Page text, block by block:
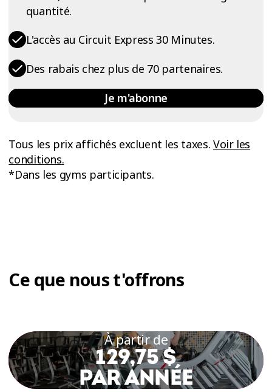
quantité.
L'accès au Circuit Express 30 Minutes.
Des rabais chez plus de 70 partenaires.
Je m'abonne
Tous les prix affichés excluent les taxes. Voir les
conditions.
*Dans les gyms participants.
Ce que nous t'offrons
À partir de
129,75 $
PAR ANNÉE